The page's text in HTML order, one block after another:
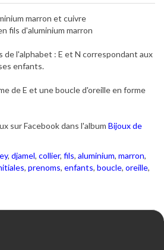
marron et cuivre
fils d'aluminium marron
de l'alphabet : E et N correspondant aux
enfants.
de E et une boucle d'oreille en forme
sur Facebook dans l'album Bijoux de
, djamel, collier, fils, aluminium, marron,
, prenoms, enfants, boucle, oreille,